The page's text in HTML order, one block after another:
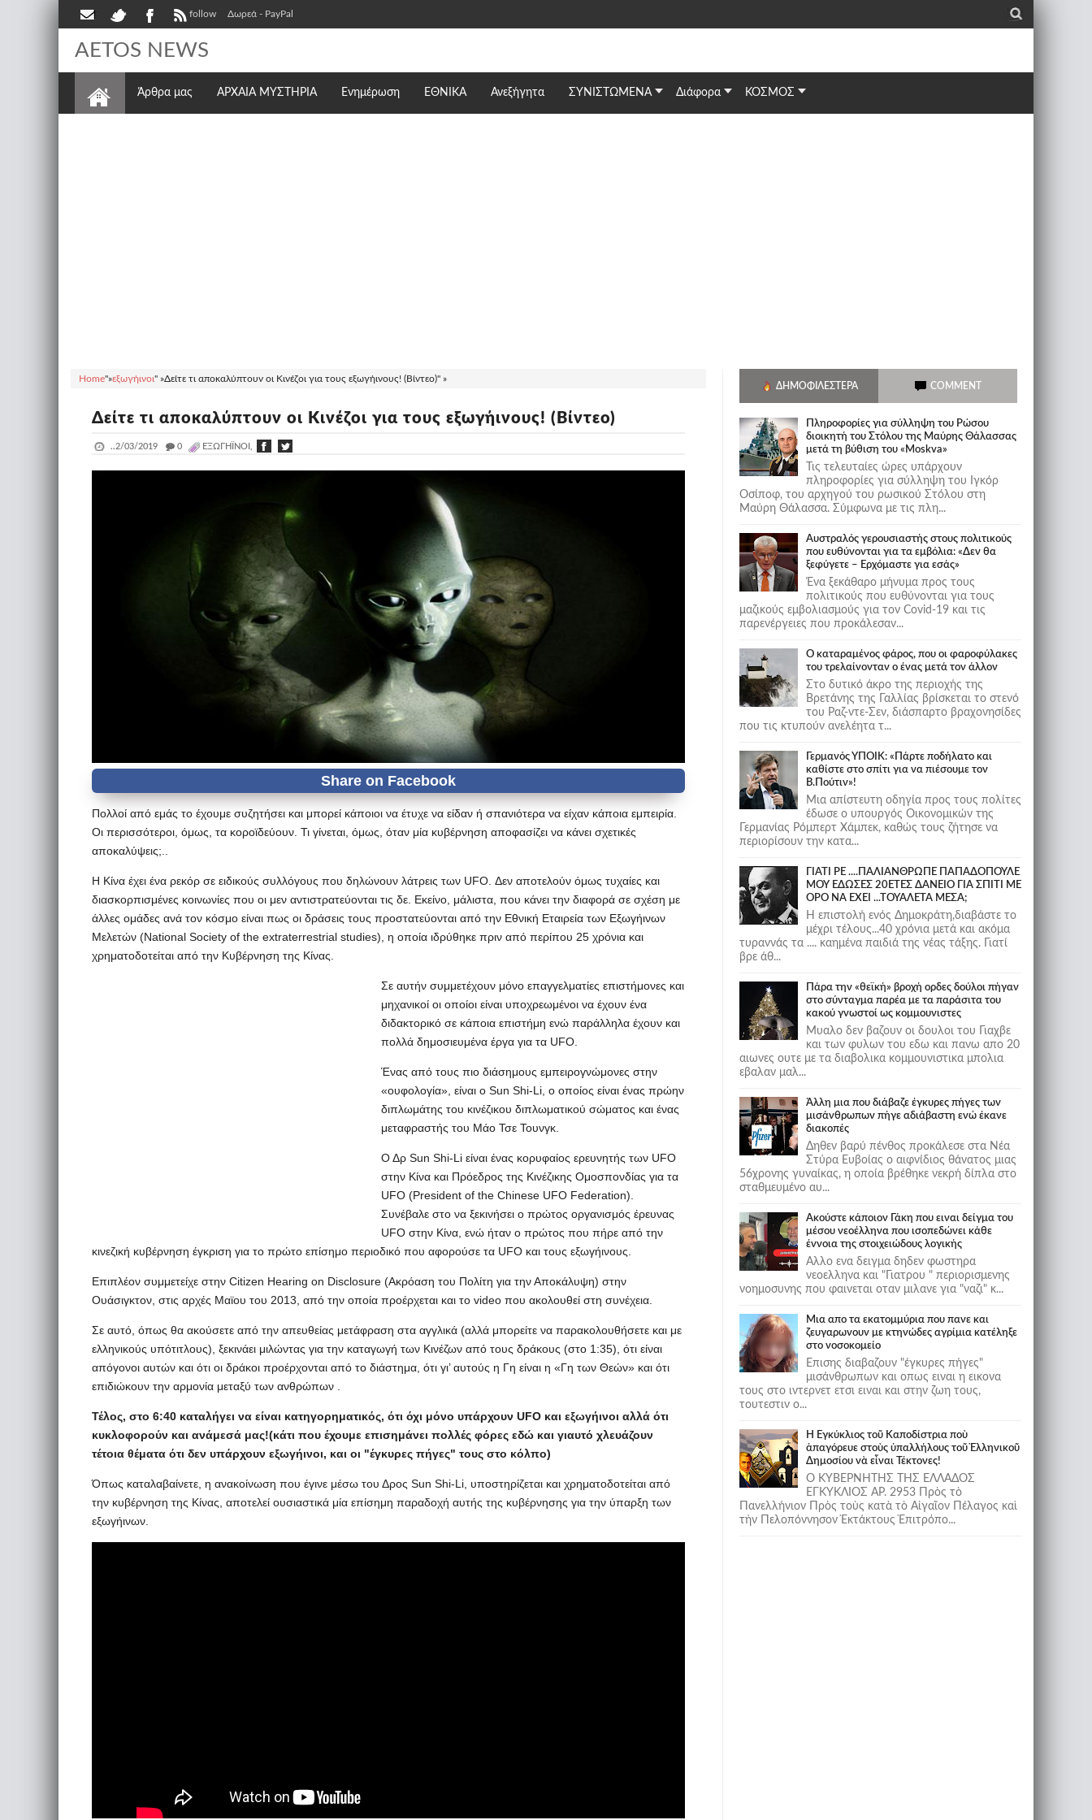
follow Δωρεά - PayPal _
AETOS NEWS
Άρθρα μας ΑΡΧΑΙΑ ΜΥΣΤΗΡΙΑ Ενημέρωση ΕΘΝΙΚΆ Ανεξήγητα ΣΥΝΙΣΤΩΜΕΝΑ Διάφορα ΚΟΣΜΟΣ
Home"»εξωγήινοι" »Δείτε τι αποκαλύπτουν οι Κινέζοι για τους εξωγήινους! (Βίντεο)" »
Δείτε τι αποκαλύπτουν οι Κινέζοι για τους εξωγήινους! (Βίντεο)
..2/03/2019 _ 0 ΕΞΩΓΉΙΝΟΙ,
Πολλοί από εμάς το έχουμε συζητήσει και μπορεί κάποιοι να έτυχε να είδαν ή σπανιότερα να είχαν κάποια εμπειρία.
Οι περισσότεροι, όμως, τα κοροϊδεύουν. Τι γίνεται, όμως, όταν μία κυβέρνηση αποφασίζει να κάνει σχετικές
αποκαλύψεις;..
Η Κίνα έχει ένα ρεκόρ σε ειδικούς συλλόγους που δηλώνουν λάτρεις των UFO. Δεν αποτελούν όμως τυχαίες και
διασκορπισμένες κοινωνίες που οι μεν αντιστρατεύονται τις δε. Εκείνο, μάλιστα, που κάνει την διαφορά σε σχέση με
άλλες ομάδες ανά τον κόσμο είναι πως οι δράσεις τους προστατεύονται από την Εθνική Εταιρεία των Εξωγήινων
Μελετών (National Society of the extraterrestrial studies), η οποία ιδρύθηκε πριν από περίπου 25 χρόνια και
χρηματοδοτείται από την Κυβέρνηση της Κίνας.
Σε αυτήν συμμετέχουν μόνο επαγγελματίες επιστήμονες και
μηχανικοί οι οποίοι είναι υποχρεωμένοι να έχουν ένα
διδακτορικό σε κάποια επιστήμη ενώ παράλληλα έχουν και
πολλά δημοσιευμένα έργα για τα UFO.
Ένας από τους πιο διάσημους εμπειρογνώμονες στην
«ουφολογία», είναι ο Sun Shi-Li, ο οποίος είναι ένας πρώην
διπλωμάτης του κινέζικου διπλωματικού σώματος και ένας
μεταφραστής του Μάο Τσε Τουνγκ.
Ο Δρ Sun Shi-Li είναι ένας κορυφαίος ερευνητής των UFO
στην Κίνα και Πρόεδρος της Κινέζικης Ομοσπονδίας για τα
UFO (President of the Chinese UFO Federation).
Συνέβαλε στο να ξεκινήσει ο πρώτος οργανισμός έρευνας
UFO στην Κίνα, ενώ ήταν ο πρώτος που πήρε από την
κινεζική κυβέρνηση έγκριση για το πρώτο επίσημο περιοδικό που αφορούσε τα UFO και τους εξωγήινους.
Επιπλέον συμμετείχε στην Citizen Hearing on Disclosure (Ακρόαση του Πολίτη για την Αποκάλυψη) στην
Ουάσιγκτον, στις αρχές Μαϊου του 2013, από την οποία προέρχεται και το video που ακολουθεί στη συνέχεια.
Σε αυτό, όπως θα ακούσετε από την απευθείας μετάφραση στα αγγλικά (αλλά μπορείτε να παρακολουθήσετε και με
ελληνικούς υπότιτλους), ξεκινάει μιλώντας για την καταγωγή των Κινέζων από τους δράκους (στο 1:35), ότι είναι
απόγονοι αυτών και ότι οι δράκοι προέρχονται από το διάστημα, ότι γι’ αυτούς η Γη είναι η «Γη των Θεών» και ότι
επιδιώκουν την αρμονία μεταξύ των ανθρώπων .
Τέλος, στο 6:40 καταλήγει να είναι κατηγορηματικός, ότι όχι μόνο υπάρχουν UFO και εξωγήινοι αλλά ότι
κυκλοφορούν και ανάμεσά μας!(κάτι που έχουμε επισημάνει πολλές φόρες εδώ και γιαυτό χλευάζουν
τέτοια θέματα ότι δεν υπάρχουν εξωγήινοι, και οι "έγκυρες πήγες" τους στο κόλπο)
Όπως καταλαβαίνετε, η ανακοίνωση που έγινε μέσω του Δρος Sun Shi-Li, υποστηρίζεται και χρηματοδοτείται από
την κυβέρνηση της Κίνας, αποτελεί ουσιαστικά μία επίσημη παραδοχή αυτής της κυβέρνησης για την ύπαρξη των
εξωγήινων.
ΔΗΜΟΦΙΛΈΣΤΕΡΑ COMMENT
Πληροφορίες για σύλληψη του Ρώσου
διοικητή του Στόλου της Mαύρης Θάλασσας
μετά τη βύθιση του «Moskva»
Τις τελευταίες ώρες υπάρχουν
πληροφορίες για σύλληψη του Ιγκόρ
Οσίποφ, του αρχηγού του ρωσικού Στόλου στη
Μαύρη Θάλασσα. Σύμφωνα με τις πλη...
Αυστραλός γερουσιαστής στους πολιτικούς
που ευθύνονται για τα εμβόλια: «Δεν θα
ξεφύγετε – Ερχόμαστε για εσάς»
Ένα ξεκάθαρο μήνυμα προς τους
πολιτικούς που ευθύνονται για τους
μαζικούς εμβολιασμούς για τον Covid-19 και τις
παρενέργειες που προκάλεσαν...
Ο καταραμένος φάρος, που οι φαροφύλακες
του τρελαίνονταν ο ένας μετά τον άλλον
Στο δυτικό άκρο της περιοχής της
Βρετάνης της Γαλλίας βρίσκεται το στενό
του Ραζ-ντε-Σεν, διάσπαρτο βραχονησίδες
που τις κτυπούν ανελέητα τ...
Γερμανός ΥΠΟΙΚ: «Πάρτε ποδήλατο και
καθίστε στο σπίτι για να πιέσουμε τον
Β.Πούτιν»!
Μια απίστευτη οδηγία προς τους πολίτες
έδωσε ο υπουργός Οικονομικών της
Γερμανίας Ρόμπερτ Χάμπεκ, καθώς τους ζήτησε να
περιορίσουν την κατα...
ΓΙΑΤΙ ΡΕ ....ΠΑΛΙΑΝΘΡΩΠΕ ΠΑΠΑΔΟΠΟΥΛΕ
ΜΟΥ ΕΔΩΣΕΣ 20ΕΤΕΣ ΔΑΝΕΙΟ ΓΙΑ ΣΠΙΤΙ ΜΕ
ΟΡΟ ΝΑ ΕΧΕΙ ...ΤΟΥΑΛΕΤΑ ΜΕΣΑ;
Η επιστολή ενός Δημοκράτη,διαβάστε το
μέχρι τέλους...40 χρόνια μετά και ακόμα
τυραννάς τα .... καημένα παιδιά της νέας τάξης. Γιατί
βρε άθ...
Πάρα την «θεϊκή» βροχή ορδες δούλοι πήγαν
στο σύνταγμα παρέα με τα παράσιτα του
κακού γνωστοί ως κομμουνιστες
Μυαλο δεν βαζουν οι δουλοι του Γιαχβε
και των φυλων του εδω και πανω απο 20
αιωνες ουτε με τα διαβολικα κομμουνιστικα μπολια
εβαλαν μαλ...
Άλλη μια που διάβαζε έγκυρες πήγες των
μισάνθρωπων πήγε αδιάβαστη ενώ έκανε
διακοπές
Δηθεν βαρύ πένθος προκάλεσε στα Νέα
Στύρα Ευβοίας ο αιφνίδιος θάνατος μιας
56χρονης γυναίκας, η οποία βρέθηκε νεκρή δίπλα στο
σταθμευμένο αυ...
Ακούστε κάποιον Γάκη που ειναι δείγμα του
μέσου νεοέλληνα που ισοπεδώνει κάθε
έννοια της στοιχειώδους λογικής
Αλλο ενα δειγμα δηδεν φωστηρα
νεοελληνα και "Γιατρου " περιορισμενης
νοημοσυνης που φαινεται οταν μιλανε για "ναζι" κ...
Μια απο τα εκατομμύρια που πανε και
ζευγαρωνουν με κτηνώδες αγρίμια κατέληξε
στο νοσοκομείο
Επισης διαβαζουν "έγκυρες πήγες"
μισάνθρωπων και οπως ειναι η εικονα
τους στο ιντερνετ ετσι ειναι και στην ζωη τους,
τουτεστιν ο...
Ἡ Ἐγκύκλιος τοῦ Καποδίστρια ποὺ
ἀπαγόρευε στοὺς ὑπαλλήλους τοῦ Ἑλληνικοῦ
Δημοσίου νὰ εἶναι Τέκτονες!
Ο ΚΥΒΕΡΝΗΤΗΣ ΤΗΣ ΕΛΛΑΔΟΣ
ΕΓΚΥΚΛΙΟΣ ΑΡ. 2953 Πρὸς τὸ
Πανελλήνιον Πρὸς τοὺς κατὰ τὸ Αἰγαῖον Πέλαγος καὶ
τὴν Πελοπόννησον Ἐκτάκτους Ἐπιτρόπο...